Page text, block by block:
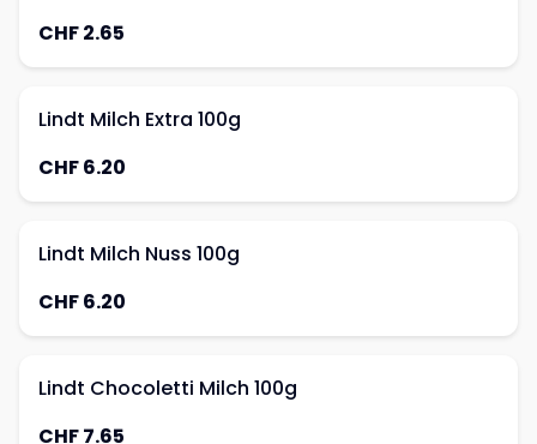
CHF 2.65
Lindt Milch Extra 100g
CHF 6.20
Lindt Milch Nuss 100g
CHF 6.20
Lindt Chocoletti Milch 100g
CHF 7.65